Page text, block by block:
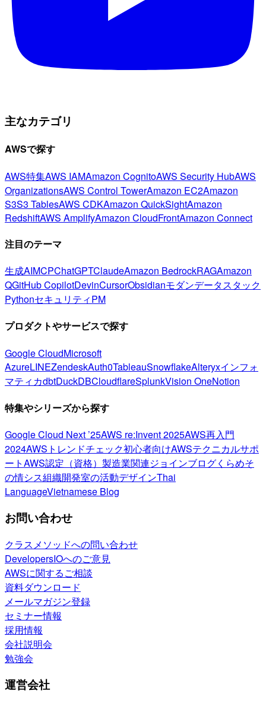
主なカテゴリ
AWSで探す
AWS特集AWS IAMAmazon CognitoAWS Security HubAWS
OrganizationsAWS Control TowerAmazon EC2Amazon
S3S3 TablesAWS CDKAmazon QuickSightAmazon
RedshiftAWS AmplifyAmazon CloudFrontAmazon Connect
注目のテーマ
生成AIMCPChatGPTClaudeAmazon BedrockRAGAmazon
QGitHub CopilotDevinCursorObsidianモダンデータスタック
PythonセキュリティPM
プロダクトやサービスで探す
Google CloudMicrosoft
AzureLINEZendeskAuth0TableauSnowflakeAlteryxインフォ
マティカdbtDuckDBCloudflareSplunkVision OneNotion
特集やシリーズから探す
Google Cloud Next ’25AWS re:Invent 2025AWS再入門
2024AWSトレンドチェック初心者向けAWSテクニカルサポ
ートAWS認定（資格） 製造業関連ジョインブログくらめそ
の情シス組織開発室の活動デザインThai
LanguageVietnamese Blog
お問い合わせ
クラスメソッドへの問い合わせ
DevelopersIOへのご意見
AWSに関するご相談
資料ダウンロード
メールマガジン登録
セミナー情報
採用情報
会社説明会
勉強会
運営会社